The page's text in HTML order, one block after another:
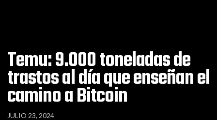
Temu: 9.000 toneladas de
trastos al día que enseñan el
camino a Bitcoin
JULIO 23, 2024